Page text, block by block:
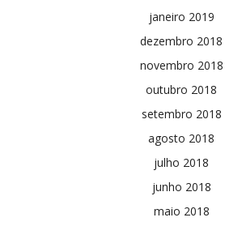
janeiro 2019
dezembro 2018
novembro 2018
outubro 2018
setembro 2018
agosto 2018
julho 2018
junho 2018
maio 2018